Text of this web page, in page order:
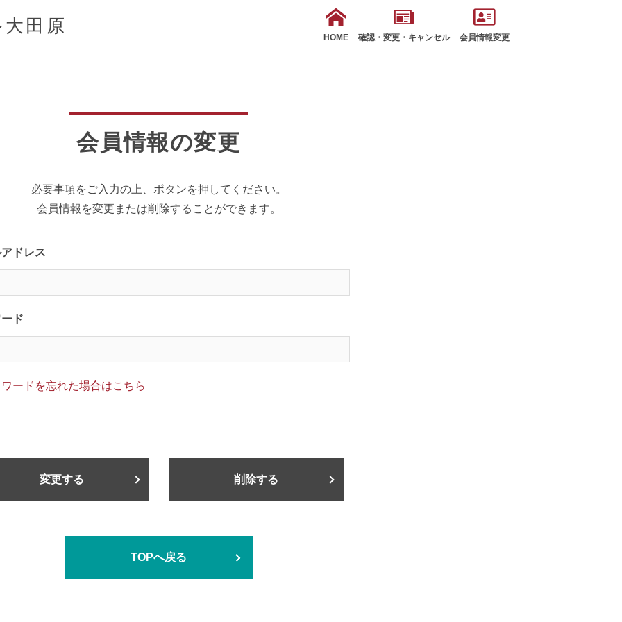
田原
HOME 確認・変更・キャンセル 会員情報変更
会員情報の変更
必要事項をご入力の上、ボタンを押してください。
会員情報を変更または削除することができます。
ドレス
ド
ードを忘れた場合はこちら
変更する 削除する
TOPへ戻る